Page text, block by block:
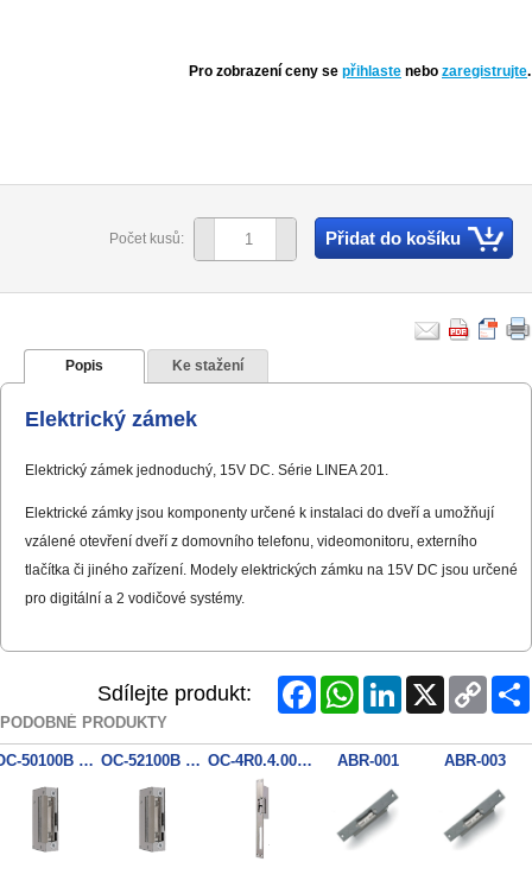
Pro zobrazení ceny se přihlaste nebo zaregistrujte.
Počet kusů: Přidat do košíku
Popis Ke stažení
Elektrický zámek
Elektrický zámek jednoduchý, 15V DC. Série LINEA 201.
Elektrické zámky jsou komponenty určené k instalaci do dveří a umožňují
vzálené otevření dveří z domovního telefonu, videomonitoru, externího
tlačítka či jiného zařízení. Modely elektrických zámku na 15V DC jsou určené
pro digitální a 2 vodičové systémy.
Sdílejte produkt: FacebookWhatsAppLinkedInX
Copy
Link
PODOBNÉ PRODUKTY
OC-50100B 50B10 OC-52100B 52B10 OC-4R0.4.00.L 8-14Vac ABR-001 ABR-003